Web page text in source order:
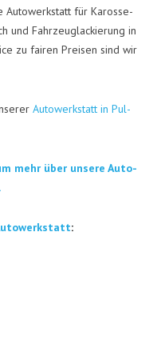
Auto­werk­statt für Karos­se­
und Fahr­zeug­la­ckie­rung in
zu fai­ren Prei­sen sind wir
Auto­werk­statt in Pul­
mehr über unse­re Auto­
: